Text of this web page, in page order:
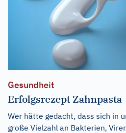
Gesundheit
Erfolgsrezept Zahnpasta
Wer hätte gedacht, dass sich in
große Vielzahl an Bakterien,